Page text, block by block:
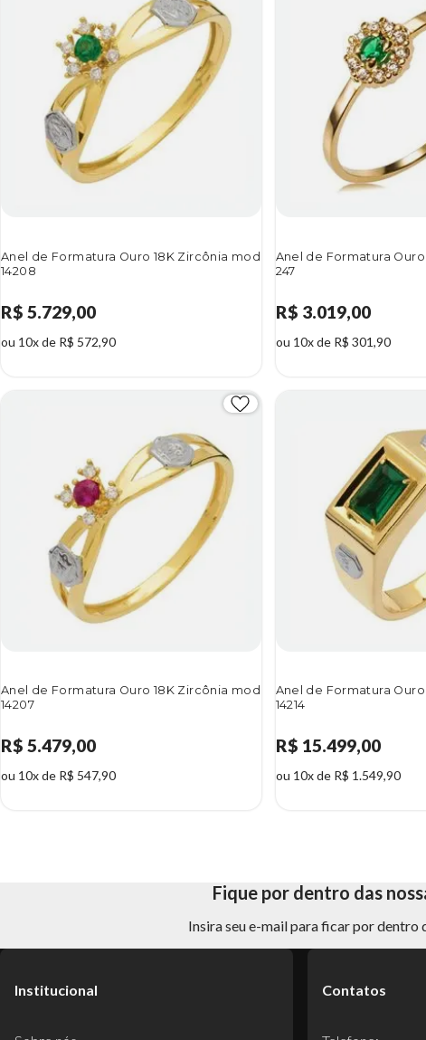
Anel de Formatura Ouro 18K Zircônia mod
14208
R$ 5.729,00
ou 10x de R$ 572,90
Anel de Formatura
247
R$ 3.019,00
ou 10x de R$ 301,90
Anel de Formatura Ouro 18K Zircônia mod
14207
R$ 5.479,00
ou 10x de R$ 547,90
Anel de Formatura
14214
R$ 15.499,00
ou 10x de R$ 1.549,90
Fique por dentro das
Insira seu e-mail para ficar por dentro
Institucional Contatos